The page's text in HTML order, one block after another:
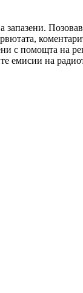
запазени.
с помощта на
емисии на